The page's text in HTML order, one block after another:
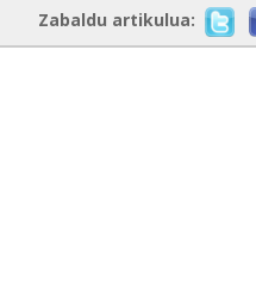
Zabaldu artikulua: